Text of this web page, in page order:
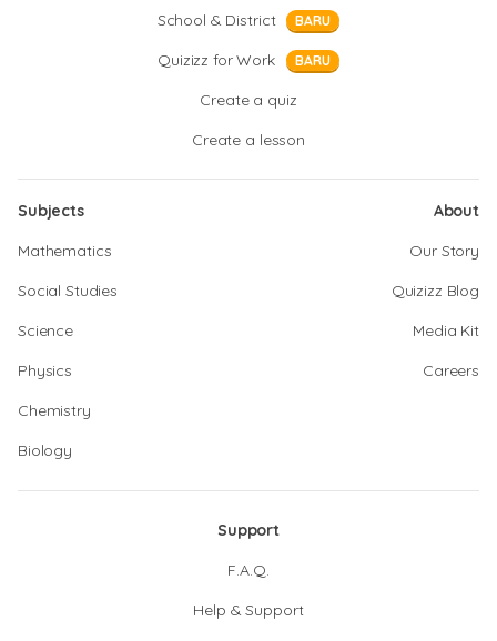
School & District
BARU
Quizizz for Work BARU
Create a quiz
Create a lesson
Subjects
Mathematics
Social Studies
Science
Physics
Chemistry
Biology
About
Our Story
Quizizz Blog
Media Kit
Careers
Support
F.A.Q.
Help & Support